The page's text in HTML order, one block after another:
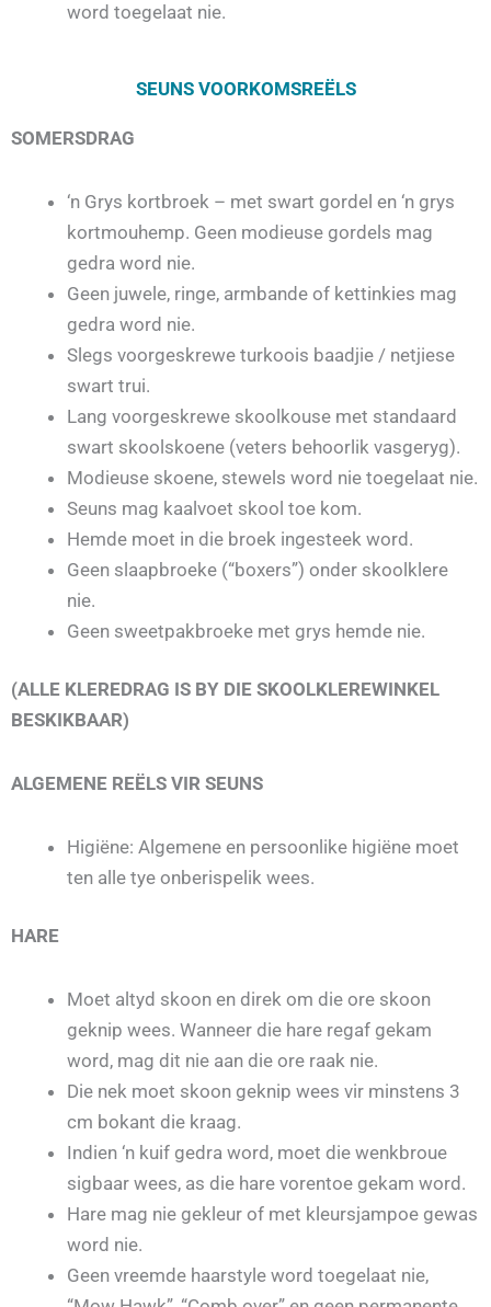
word toegelaat nie.
SEUNS VOORKOMSREËLS
SOMERSDRAG
‘n Grys kortbroek – met swart gordel en ‘n grys
kortmouhemp. Geen modieuse gordels mag
gedra word nie.
Geen juwele, ringe, armbande of kettinkies mag
gedra word nie.
Slegs voorgeskrewe turkoois baadjie / netjiese
swart trui.
Lang voorgeskrewe skoolkouse met standaard
swart skoolskoene (veters behoorlik vasgeryg).
Modieuse skoene, stewels word nie toegelaat nie.
Seuns mag kaalvoet skool toe kom.
Hemde moet in die broek ingesteek word.
Geen slaapbroeke (“boxers”) onder skoolklere
nie.
Geen sweetpakbroeke met grys hemde nie.
(ALLE KLEREDRAG IS BY DIE SKOOLKLEREWINKEL
BESKIKBAAR)
ALGEMENE REËLS VIR SEUNS
Higiëne: Algemene en persoonlike higiëne moet
ten alle tye onberispelik wees.
HARE
Moet altyd skoon en direk om die ore skoon
geknip wees. Wanneer die hare regaf gekam
word, mag dit nie aan die ore raak nie.
Die nek moet skoon geknip wees vir minstens 3
cm bokant die kraag.
Indien ‘n kuif gedra word, moet die wenkbroue
sigbaar wees, as die hare vorentoe gekam word.
Hare mag nie gekleur of met kleursjampoe gewas
word nie.
Geen vreemde haarstyle word toegelaat nie,